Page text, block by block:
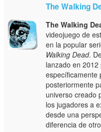
The Walking
The Walking
videojuego de
en la popular
Walking Dead.
lanzado en
específicamente
posteriormente
universo creado
los jugadores a
desde una
diferencia de